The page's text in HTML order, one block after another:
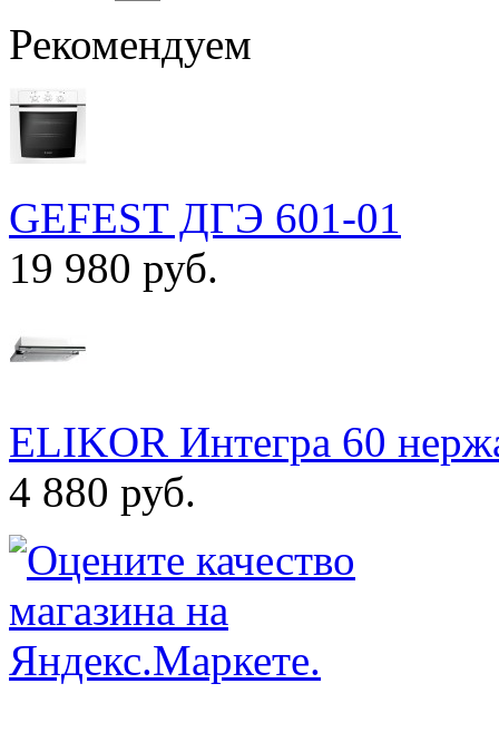
Рекомендуем
GEFEST ДГЭ 601-01
19 980 руб.
ELIKOR Интегра 60
4 880 руб.